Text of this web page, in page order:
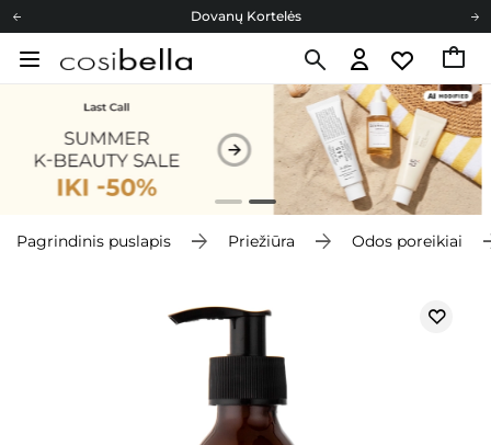
Dovanų Kortelės
Cosibella lojalumo programa
Pagrindinis puslapis Priežiūra Odos poreikiai